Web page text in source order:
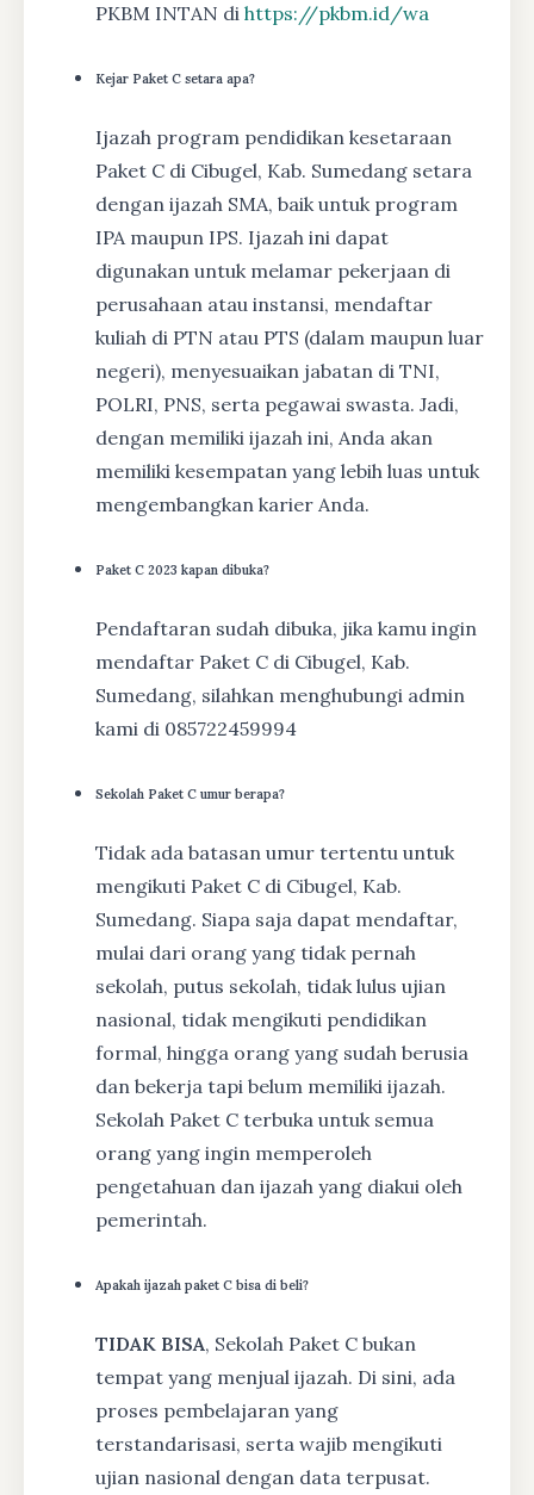
PKBM INTAN di https://pkbm.id/wa
Kejar Paket C setara apa?
Ijazah program pendidikan kesetaraan
Paket C di Cibugel, Kab. Sumedang setara
dengan ijazah SMA, baik untuk program
IPA maupun IPS. Ijazah ini dapat
digunakan untuk melamar pekerjaan di
perusahaan atau instansi, mendaftar
kuliah di PTN atau PTS (dalam maupun luar
negeri), menyesuaikan jabatan di TNI,
POLRI, PNS, serta pegawai swasta. Jadi,
dengan memiliki ijazah ini, Anda akan
memiliki kesempatan yang lebih luas untuk
mengembangkan karier Anda.
Paket C 2023 kapan dibuka?
Pendaftaran sudah dibuka, jika kamu ingin
mendaftar Paket C di Cibugel, Kab.
Sumedang, silahkan menghubungi admin
kami di 085722459994
Sekolah Paket C umur berapa?
Tidak ada batasan umur tertentu untuk
mengikuti Paket C di Cibugel, Kab.
Sumedang. Siapa saja dapat mendaftar,
mulai dari orang yang tidak pernah
sekolah, putus sekolah, tidak lulus ujian
nasional, tidak mengikuti pendidikan
formal, hingga orang yang sudah berusia
dan bekerja tapi belum memiliki ijazah.
Sekolah Paket C terbuka untuk semua
orang yang ingin memperoleh
pengetahuan dan ijazah yang diakui oleh
pemerintah.
Apakah ijazah paket C bisa di beli?
TIDAK BISA, Sekolah Paket C bukan
tempat yang menjual ijazah. Di sini, ada
proses pembelajaran yang
terstandarisasi, serta wajib mengikuti
ujian nasional dengan data terpusat.